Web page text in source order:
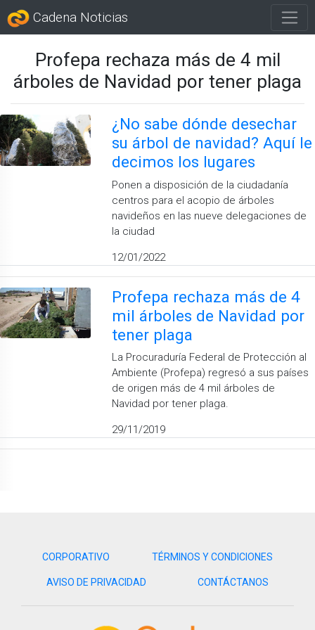
Cadena Noticias
Profepa rechaza más de 4 mil
árboles de Navidad por tener plaga
¿No sabe dónde desechar
su árbol de navidad? Aquí le
decimos los lugares
Ponen a disposición de la ciudadanía
centros para el acopio de árboles
navideños en las nueve delegaciones de
la ciudad
12/01/2022
Profepa rechaza más de 4
mil árboles de Navidad por
tener plaga
La Procuraduría Federal de Protección al
Ambiente (Profepa) regresó a sus países
de origen más de 4 mil árboles de
Navidad por tener plaga.
29/11/2019
CORPORATIVO TÉRMINOS Y CONDICIONES
AVISO DE PRIVACIDAD CONTÁCTANOS